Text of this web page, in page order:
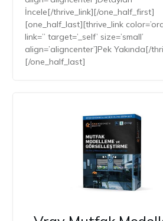
İncele[/thrive_link][/one_half_first]
[one_half_last][thrive_link
link=” target=’_self’ size=’small’
align=’aligncenter’]Pek Yakında[/
[/one_half_last]